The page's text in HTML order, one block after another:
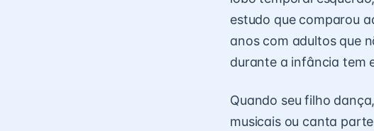
estudo que comparou
anos com adultos que
durante a infância tem
Quando seu filho
musicais ou canta